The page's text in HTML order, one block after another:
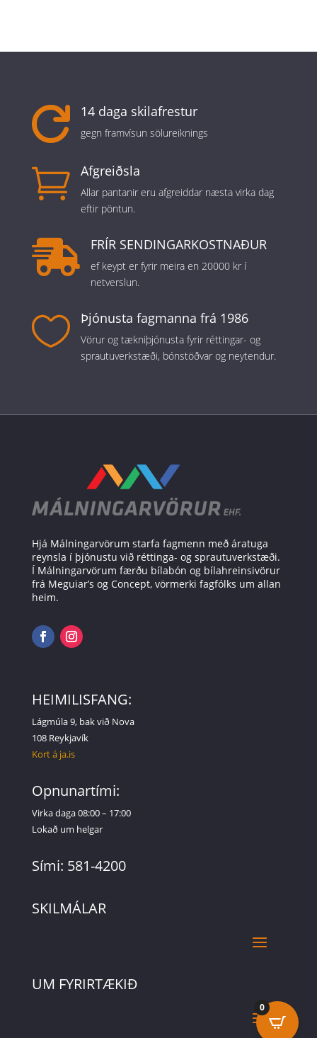
 14 daga skilafrestur
gegn framvísun sölureiknings
 Afgreiðsla
Allar pantanir eru afgreiddar næsta virka dag
eftir pöntun.
 FRÍR SENDINGARKOSTNAÐUR
ef keypt er fyrir meira en 20000 kr í
netverslun.
 Þjónusta fagmanna frá 1986
Vörur og tækniþjónusta fyrir réttingar- og
sprautuverkstæði, bónstöðvar og neytendur.
Hjá Málningarvörum starfa fagmenn með áratuga
reynsla í þjónustu við réttinga- og sprautuverkstæði.
Í Málningarvörum færðu bílabón og bílahreinsivörur
frá Meguiar’s og Concept, vörmerki fagfólks um allan
heim.
HEIMILISFANG:
Lágmúla 9, bak við Nova
108 Reykjavík
Kort á ja.is
Opnunartími:
Virka daga 08:00 – 17:00
Lokað um helgar
Sími: 581-4200
SKILMÁLAR
UM FYRIRTÆKIÐ
0